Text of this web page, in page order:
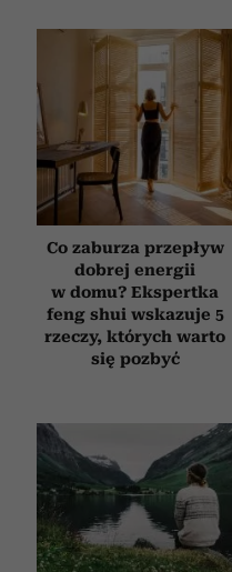
korzystasz z naszej
społecznościowym,
Partnerzy mogą
otrzymanymi od Ciebie
korzystania z ich usług.
Co zaburza przepływ
dobrej energii
w domu? Ekspertka
feng shui wskazuje 5
rzeczy, których warto
się pozbyć